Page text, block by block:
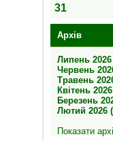
31
Архів
Липень 2026
Червень
Травень
Квітень
Березень
Лютий 2026
Показати